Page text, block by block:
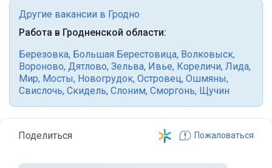
Другие вакансии в Гродно
Работа в Гродненской области:
Березовка, Большая Берестовица, Волковыск,
Вороново, Дятлово, Зельва, Ивье, Кореличи, Лида,
Мир, Мосты, Новогрудок, Островец, Ошмяны,
Свислочь, Скидель, Слоним, Сморгонь, Щучин
Поделиться Пожаловаться